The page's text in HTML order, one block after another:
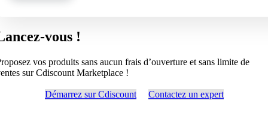
vous !
vos produits sans aucun frais d’ouverture et sans limite de
sur Cdiscount Marketplace !
Démarrez sur Cdiscount Contactez un expert